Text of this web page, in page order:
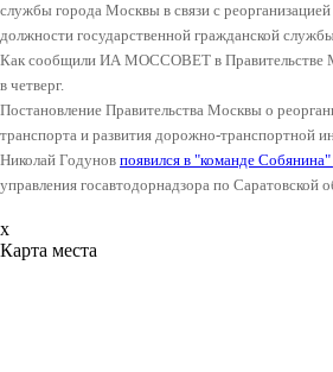
службы города Москвы в связи с
должности государственной гражданской
Как сообщили ИА МОССОВЕТ в Правительстве
в четверг.
Постановление Правительства Москвы о
транспорта и развития дорожно-транспортной
Николай Годунов появился в "команде
управления госавтодорнадзора по Саратовской
x
Карта места